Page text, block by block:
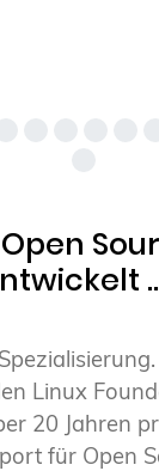
Linux
20 Jahren
für Open